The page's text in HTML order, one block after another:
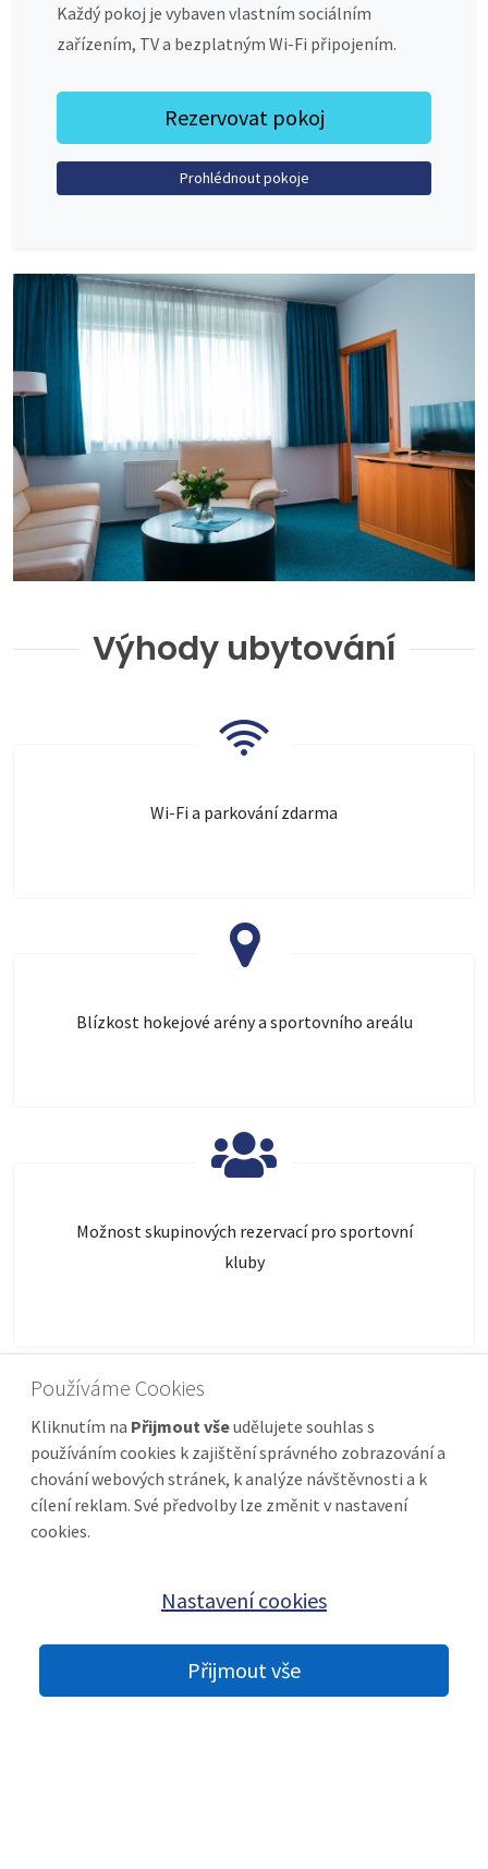
Každý pokoj je vybaven vlastním sociálním
zařízením, TV a bezplatným Wi-Fi připojením.
Rezervovat pokoj
Prohlédnout pokoje
Výhody ubytování
Wi-Fi a parkování zdarma
Blízkost hokejové arény a sportovního areálu
Možnost skupinových rezervací pro sportovní
kluby
Individuální nabídky pro firemní klientelu
Rezervační formulář
Používáme Cookies
Kliknutím na Přijmout všeudělujete souhlas s
používáním cookies k zajištění správného zobrazování a
chování webových stránek, k analýze návštěvnosti a k
cílení reklam. Své předvolby lze změnit v nastavení
cookies.
Nastavení cookies
Přijmout vše